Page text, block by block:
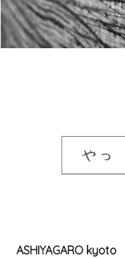
ASHIYAGARO kyoto